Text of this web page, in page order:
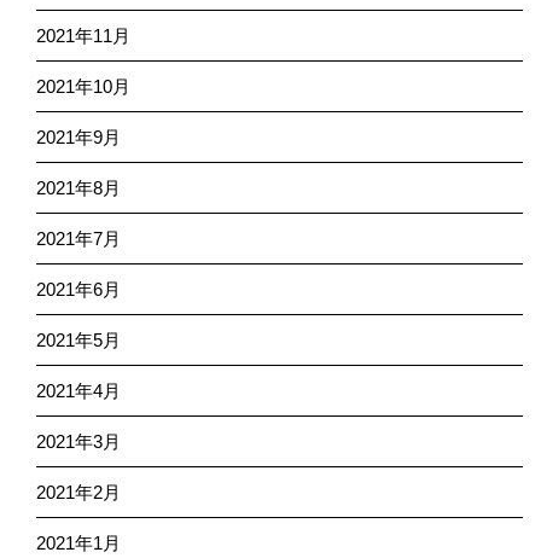
2021年11月
2021年10月
2021年9月
2021年8月
2021年7月
2021年6月
2021年5月
2021年4月
2021年3月
2021年2月
2021年1月